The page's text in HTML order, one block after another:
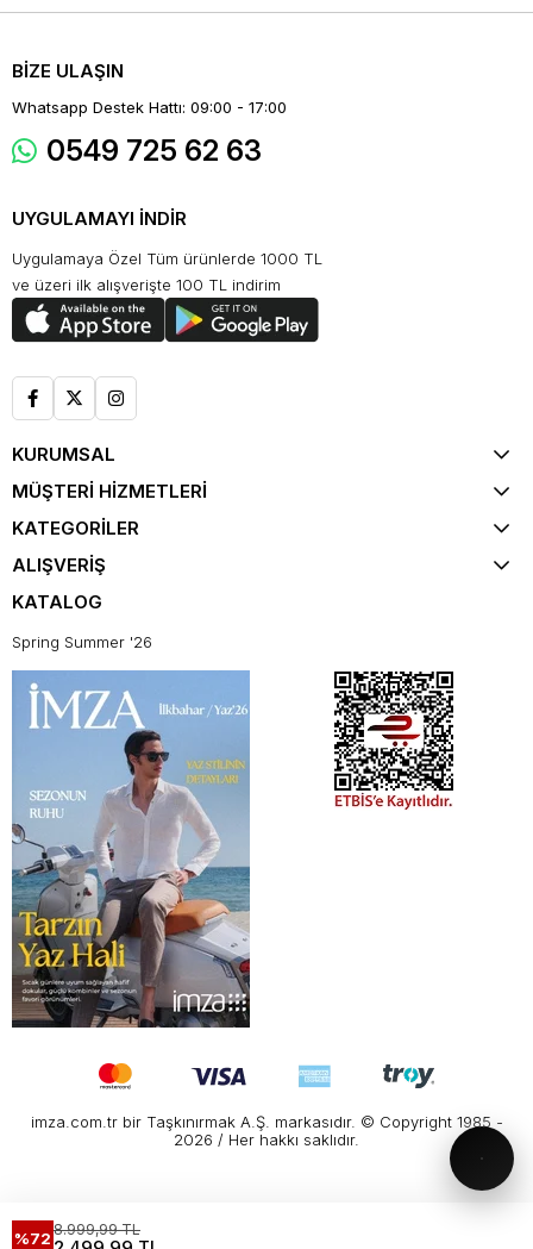
BİZE ULAŞIN
Whatsapp Destek Hattı: 09:00 - 17:00
0549 725 62 63
UYGULAMAYI İNDİR
Uygulamaya Özel Tüm ürünlerde 1000 TL
ve üzeri ilk alışverişte 100 TL indirim
KURUMSAL
MÜŞTERİ HİZMETLERİ
KATEGORİLER
ALIŞVERİŞ
KATALOG
Spring Summer '26
imza.com.tr bir Taşkınırmak A.Ş. markasıdır. © Copyright 1985 -
2026 / Her hakkı saklıdır.
%72 8.999,99 TL